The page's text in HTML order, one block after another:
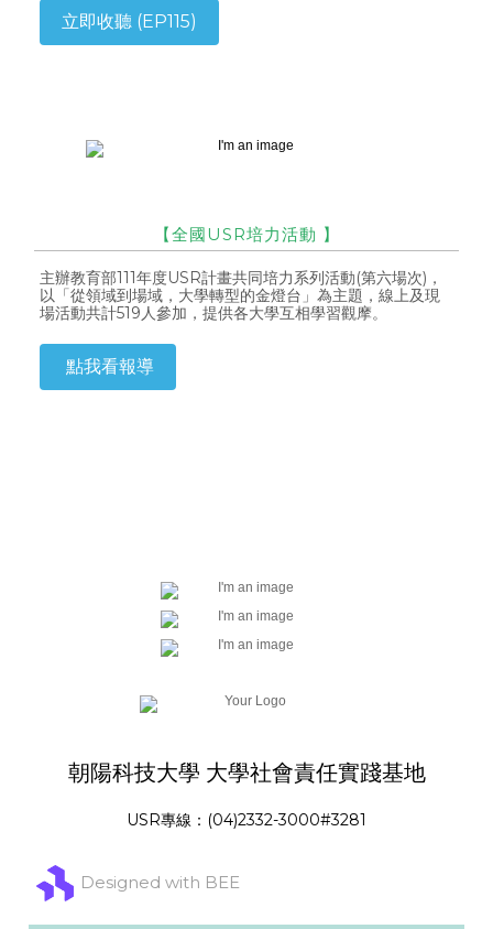
立即收聽 (EP115)
【全國USR培力活動 】
主辦教育部111年度USR計畫共同培力系列活動(第六場次)，
以「從領域到場域，大學轉型的金燈台」為主題，線上及現
場活動共計519人參加，提供各大學互相學習觀摩。
點我看報導
朝陽科技大學 大學社會責任實踐基地
USR專線：(04)2332-3000#3281
Designed with BEE